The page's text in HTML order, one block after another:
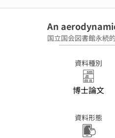
An
国立国会図書館永続
資料種別
博士論文
資料形態